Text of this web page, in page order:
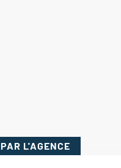
PAR L'AGENCE